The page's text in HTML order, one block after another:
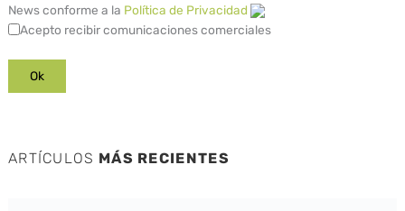
News conforme a la Política de Privacidad
Acepto recibir comunicaciones comerciales
ARTÍCULOS MÁS RECIENTES